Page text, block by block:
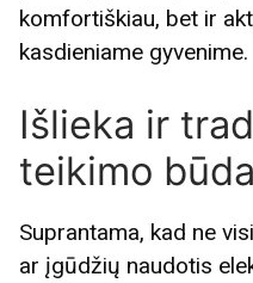
komfortiškiau, bet ir
kasdieniame gyvenime.
Išlieka ir
teikimo
Suprantama, kad ne
ar įgūdžių naudotis